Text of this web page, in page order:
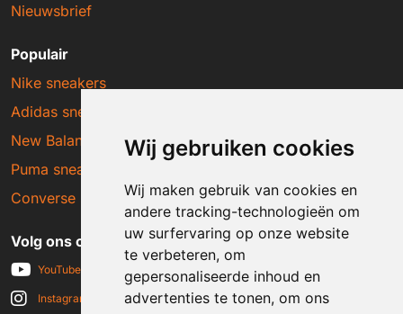
Wij gebruiken cookies
Wij maken gebruik van cookies en
andere tracking-technologieën om
uw surfervaring op onze website
te verbeteren, om
gepersonaliseerde inhoud en
advertenties te tonen, om ons
Nieuwsbrief
Populair
Nike sneakers
Adidas sneakers
New Balance sneakers
Puma sneakers
Converse sneakers
Volg ons op social media
YouTube
Instagram